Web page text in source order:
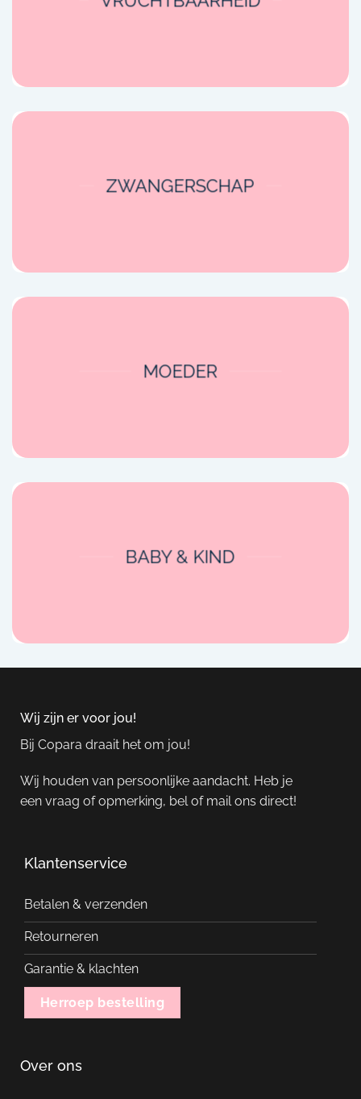
ZWANGERSCHAP
MOEDER
BABY & KIND
Wij zijn er voor jou!
Bij Copara draait het om jou!
Wij houden van persoonlijke aandacht. Heb je
een vraag of opmerking, bel of mail ons direct!
Klantenservice
Betalen & verzenden
Retourneren
Garantie & klachten
Herroep bestelling
Over ons